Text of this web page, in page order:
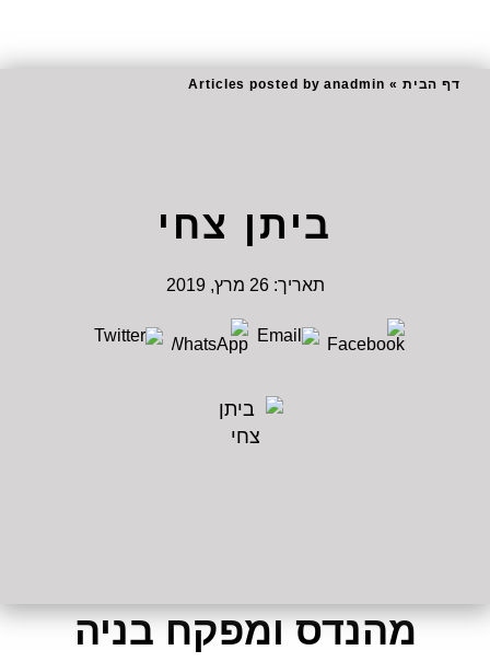
דף הבית »
Articles posted by anadmin
ביתן צחי
תאריך:26 מרץ, 2019
מהנדס ומפקח בניה